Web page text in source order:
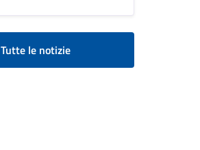
Tutte le notizie